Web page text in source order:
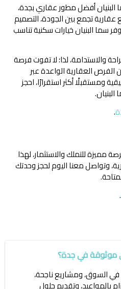
البنيان أفضل مطور عقاري بجدة،
تجمع بين الجودة، التصميم
سما البنيان خيارات سكنية تناسب
والاستدامة، لذا؛ لا تفوت فرصة
العقارية الواعدة عبر
أكثر استقرارًا، احجز
.
للتملك والاستثمار، لهذا
وتواصل معنا اليوم لحجز وحدتك
.
موثوقة في جدة؟
في السوق، ومشاريع ناجحة،
بالمواعيد، وتقديم حلول